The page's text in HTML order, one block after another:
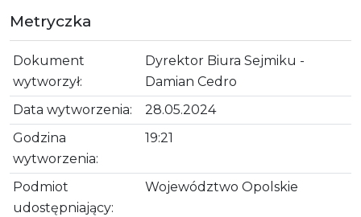
Metryczka
Dokument
wytworzył:
Dyrektor Biura Sejmiku -
Damian Cedro
Data wytworzenia:
28.05.2024
Godzina
wytworzenia:
19:21
Podmiot
udostępniający:
Województwo Opolskie